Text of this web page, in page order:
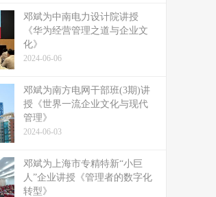
邓斌为中南电力设计院讲授
《华为经营管理之道与企业文
化》
2024-06-06
邓斌为南方电网干部班(3期)讲
授《世界一流企业文化与现代
管理》
2024-06-03
邓斌为上海市专精特新“小巨
人”企业讲授《管理者的数字化
转型》